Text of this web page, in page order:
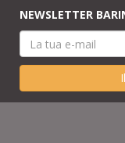
NEWSLETTER